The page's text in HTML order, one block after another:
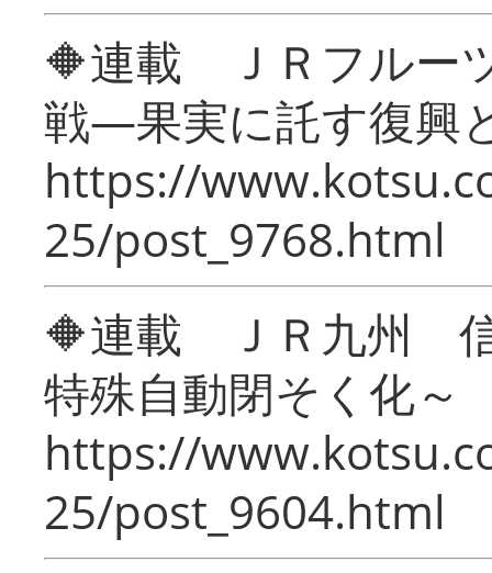
🔶連載 ＪＲフルー
戦―果実に託す復興
https://
25/post_9768.html
🔶連載 ＪＲ九州 信
特殊自動閉そく化～
https://
25/post_9604.html